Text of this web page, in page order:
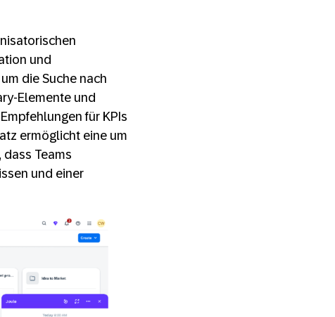
und
die Suche nach
Elemente und
für KPIs
ermöglicht eine um
Teams
und einer